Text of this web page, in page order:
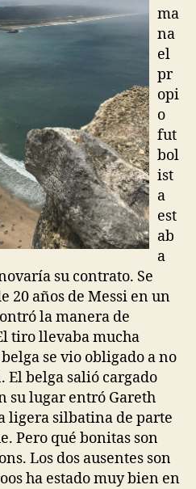
ma
na
el
pr
opi
o
fut
bol
ist
a
est
ab
a
su contrato. Se
20 años de Messi en un
la manera de
tiro llevaba mucha
se vio obligado a no
El belga salió cargado
su lugar entró Gareth
ligera silbatina de parte
Pero qué bonitas son
Los dos ausentes son
ha estado muy bien en